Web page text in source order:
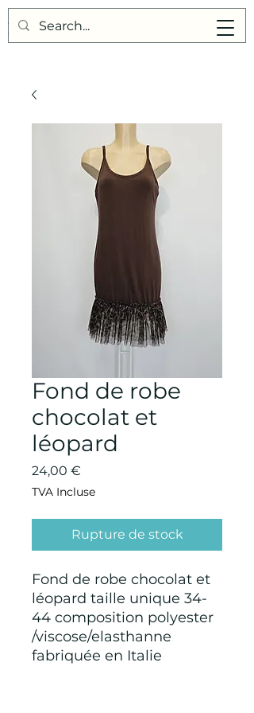
Points de Suture
Fond de robe
chocolat et
léopard
24,00 €
TVA Incluse
Rupture de stock
Fond de robe chocolat et
léopard taille unique 34-
44 composition polyester
/viscose/elasthanne
fabriquée en Italie